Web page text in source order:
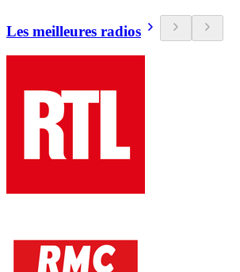
Les meilleures radios